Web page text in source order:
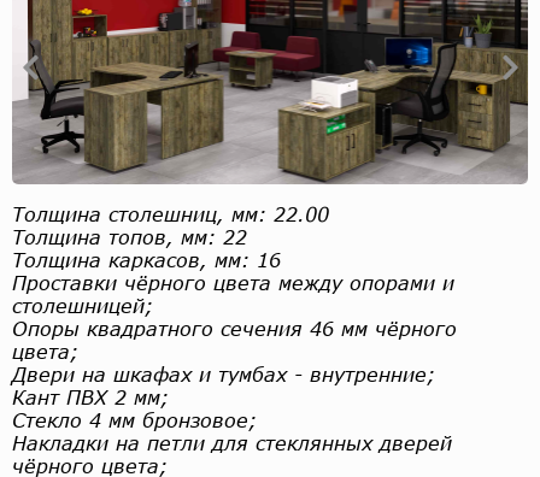
Толщина столешниц, мм: 22.00
Толщина топов, мм: 22
Толщина каркасов, мм: 16
Проставки чёрного цвета между опорами и
столешницей;
Опоры квадратного сечения 46 мм чёрного
цвета;
Двери на шкафах и тумбах - внутренние;
Кант ПВХ 2 мм;
Стекло 4 мм бронзовое;
Накладки на петли для стеклянных дверей
чёрного цвета;